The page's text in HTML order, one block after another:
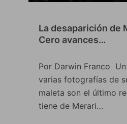
La desaparición de
Cero avances…
Por Darwin Franco
varias fotografías de
maleta son el último
tiene de Merari…